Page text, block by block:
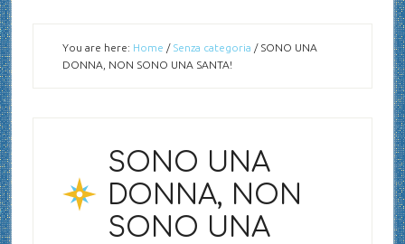
You are here: Home / Senza categoria /SONO UNA
DONNA, NON SONO UNA SANTA!
SONO UNA
DONNA, NON
SONO UNA